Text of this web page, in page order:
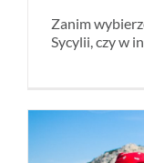
Zanim
Sycylii, czy w